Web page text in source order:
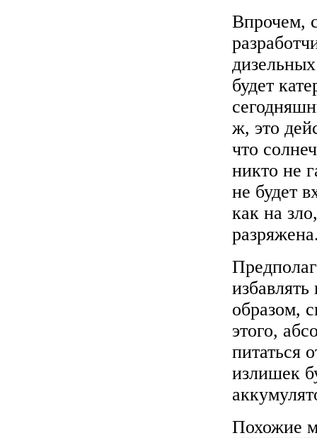
Впрочем,
будет
ж, это
что
никто не
не будет
как на
образом,
этого,
питаться
излишек
Похожие